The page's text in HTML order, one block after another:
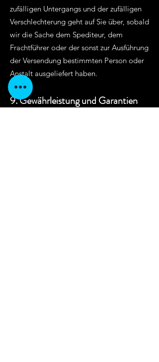
zufälligen Untergangs und der zufälligen
Verschlechterung geht auf Sie über, sobald
wir die Sache dem Spediteur, dem
Frachtführer oder der sonst zur Ausführung
der Versendung bestimmten Person oder
Anstalt ausgeliefert haben.
9. Gewährleistung und Garantien